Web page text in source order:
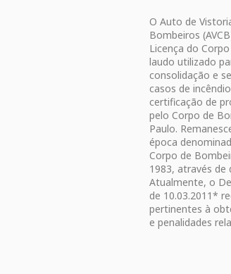
O Auto de
Bombeiros
Licença do
laudo utilizado
consolidação e
casos de
certificação de
pelo Corpo de
Paulo.
época
Corpo de
1983, através de
Atualmente, o
de 10.03.2011*
pertinentes à
e penalidades